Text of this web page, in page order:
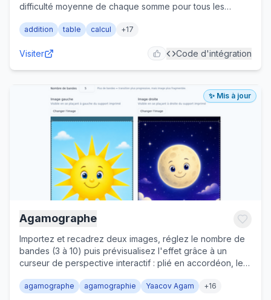
difficulté moyenne de chaque somme pour tous les
chronométrée (pavé de réponse, explication de la
de Calcul Mental imprimable une fois la vitesse cible
autonomie sur une sélection figée. Pour le cycle 2 et le
addition table calcul +17
Visiter Code d'intégration
✨ Mis à jour
Agamographe
Importez et recadrez deux images, réglez le nombre de
bandes (3 à 10) puis prévisualisez l'effet grâce à un
curseur de perspective interactif : plié en accordéon, le
de vue. Un bouton d'aide explique le principe avant la
agamographe agamographie Yaacov Agam +16